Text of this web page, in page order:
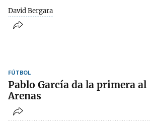
David Bergara
FÚTBOL
Pablo García da la primera al
Arenas